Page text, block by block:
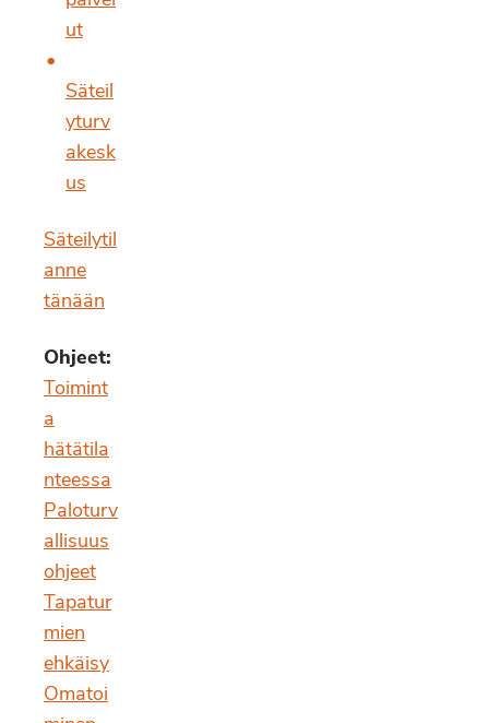
ut
Säteil
yturv
akesk
us
Säteilytil
anne
tänään
Ohjeet:
Toimint
a
hätätila
nteessa
Paloturv
allisuus
ohjeet
Tapatur
mien
ehkäisy
Omatoi